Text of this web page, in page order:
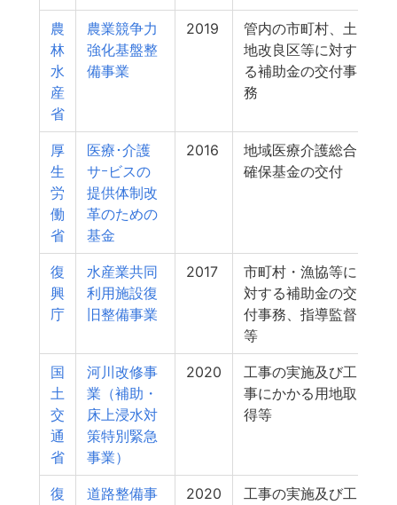
農
林
水
産
省
農業競争力
強化基盤整
備事業
2019
管内の市町村、土
地改良区等に対す
る補助金の交付事
務
厚
生
労
働
省
医療･介護
サｰビスの
提供体制改
革のための
基金
2016
地域医療介護総合
確保基金の交付
復
興
庁
水産業共同
利用施設復
旧整備事業
2017
市町村・漁協等に
対する補助金の交
付事務、指導監督
等
国
土
交
通
省
河川改修事
業（補助・
床上浸水対
策特別緊急
事業）
2020
工事の実施及び工
事にかかる用地取
得等
復
道路整備事
2020
工事の実施及び工